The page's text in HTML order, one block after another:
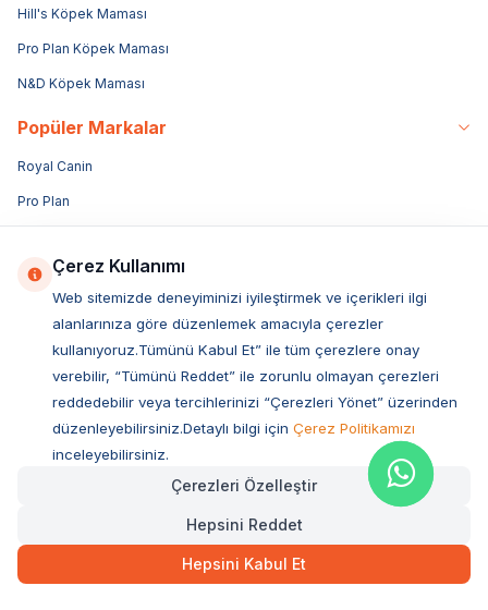
Hill's Köpek Maması
Pro Plan Köpek Maması
N&D Köpek Maması
Popüler Markalar
Royal Canin
Pro Plan
Hills
Sanebelle
Miratorg
Reflex
Luis
Vetcure
Çerez Kullanımı
Web sitemizde deneyiminizi iyileştirmek ve içerikleri ilgi
alanlarınıza göre düzenlemek amacıyla çerezler
kullanıyoruz.Tümünü Kabul Et” ile tüm çerezlere onay
verebilir, “Tümünü Reddet” ile zorunlu olmayan çerezleri
reddedebilir veya tercihlerinizi “Çerezleri Yönet” üzerinden
düzenleyebilirsiniz.Detaylı bilgi için Çerez Politikamızı
inceleyebilirsiniz.
Çerezleri Özelleştir
Hepsini Reddet
Hepsini Kabul Et